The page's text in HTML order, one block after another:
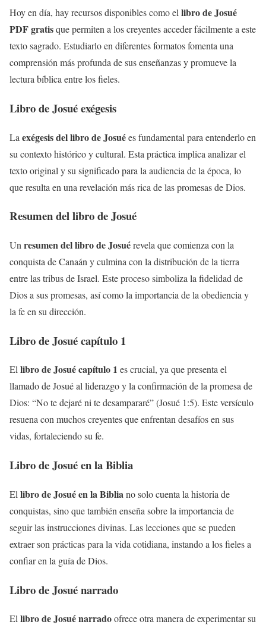
Hoy en día, hay recursos disponibles como el libro de Josué
PDF gratisque permiten a los creyentes acceder fácilmente a este
texto sagrado. Estudiarlo en diferentes formatos fomenta una
comprensión más profunda de sus enseñanzas y promueve la
lectura bíblica entre los fieles.
Libro de Josué exégesis
La exégesis del libro de Josuées fundamental para entenderlo en
su contexto histórico y cultural. Esta práctica implica analizar el
texto original y su significado para la audiencia de la época, lo
que resulta en una revelación más rica de las promesas de Dios.
Resumen del libro de Josué
Un resumen del libro de Josuérevela que comienza con la
conquista de Canaán y culmina con la distribución de la tierra
entre las tribus de Israel. Este proceso simboliza la fidelidad de
Dios a sus promesas, así como la importancia de la obediencia y
la fe en su dirección.
Libro de Josué capítulo 1
Ellibro de Josué capítulo 1 es crucial, ya que presenta el
llamado de Josué al liderazgo y la confirmación de la promesa de
Dios: “No te dejaré ni te desampararé” (Josué 1:5). Este versículo
resuena con muchos creyentes que enfrentan desafíos en sus
vidas, fortaleciendo su fe.
Libro de Josué en la Biblia
El libro de Josué en la Bibliano solo cuenta la historia de
conquistas, sino que también enseña sobre la importancia de
seguir las instrucciones divinas. Las lecciones que se pueden
extraer son prácticas para la vida cotidiana, instando a los fieles a
confiar en la guía de Dios.
Libro de Josué narrado
Ellibro de Josué narradoofrece otra manera de experimentar su